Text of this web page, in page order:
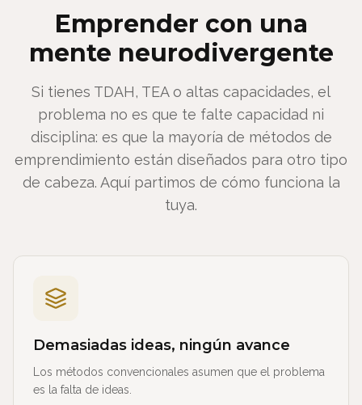
Emprender con una
mente neurodivergente
Si tienes TDAH, TEA o altas capacidades, el
problema no es que te falte capacidad ni
disciplina: es que la mayoría de métodos de
emprendimiento están diseñados para otro tipo
de cabeza. Aquí partimos de cómo funciona la
tuya.
Demasiadas ideas, ningún avance
Los métodos convencionales asumen que el problema
es la falta de ideas.